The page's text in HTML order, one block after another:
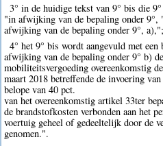
3° in de huidige tekst van 9° bis die
"in afwijking van de bepaling onder 9°,
afwijking van de bepaling onder 9°, a),";
4° het 9° bis wordt aangevuld met
afwijking van de bepaling onder 9° b)
mobiliteitsvergoeding overeenkomstig
maart 2018 betreffende de invoering
belope van 40 pct.
van het overeenkomstig artikel 33ter
de brandstofkosten verbonden aan het
voertuig geheel of gedeeltelijk door de
genomen.".